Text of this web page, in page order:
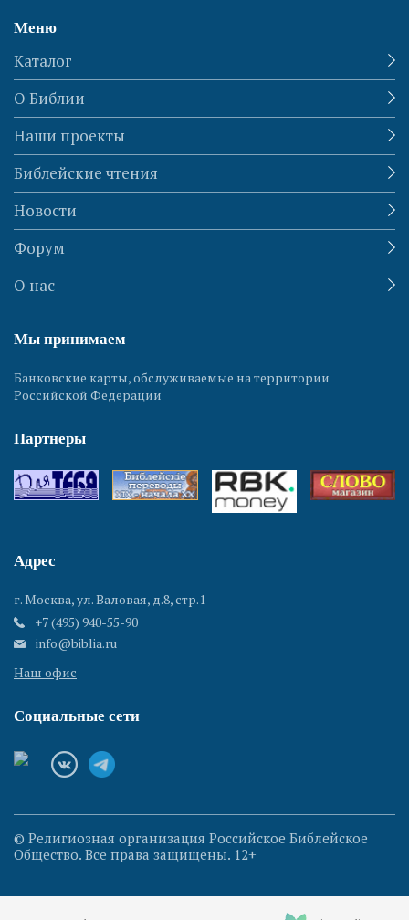
Меню
Каталог
О Библии
Наши проекты
Библейские чтения
Новости
Форум
О нас
Мы принимаем
Банковские карты, обслуживаемые на территории
Российской Федерации
Партнеры
Адрес
г. Москва, ул. Валовая, д.8, стр.1
+7 (495) 940-55-90
info@biblia.ru
Наш офис
Социальные сети
© Религиозная организация Российское Библейское
Общество. Все права защищены. 12+